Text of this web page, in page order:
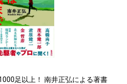
#MONTHLY JOURNAL
イナムのYouTube
IT #AH.H
#MUSIC
足以上！ 南井正弘による著書